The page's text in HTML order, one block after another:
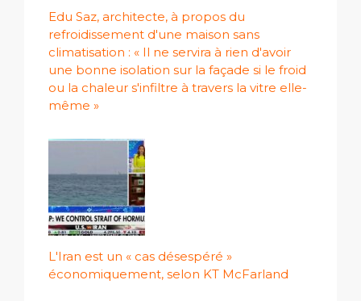
Edu Saz, architecte, à propos du
refroidissement d'une maison sans
climatisation : « Il ne servira à rien d'avoir
une bonne isolation sur la façade si le froid
ou la chaleur s'infiltre à travers la vitre elle-
même »
L'Iran est un « cas désespéré »
économiquement, selon KT McFarland